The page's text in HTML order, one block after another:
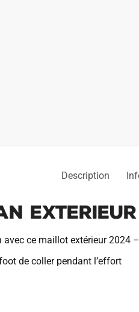
Description
Exterieur
avec ce maillot extérieur 2024
de coller pendant l’effort